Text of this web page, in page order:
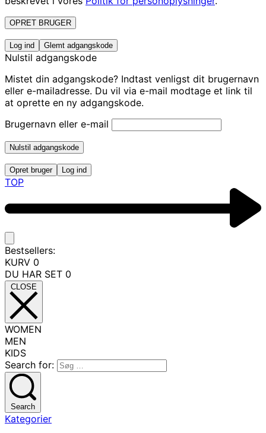
OPRET BRUGER
Log ind Glemt adgangskode
Nulstil adgangskode
Mistet din adgangskode? Indtast venligst dit brugernavn
eller e-mailadresse. Du vil via e-mail modtage et link til
at oprette en ny adgangskode.
Brugernavn eller e-mail
Nulstil adgangskode
Opret bruger Log ind
TOP
Bestsellers:
KURV 0
DU HAR SET 0
CLOSE
WOMEN
MEN
KIDS
Search for:
Search
Kategorier